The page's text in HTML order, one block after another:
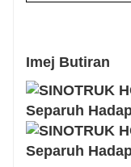
Imej Butiran